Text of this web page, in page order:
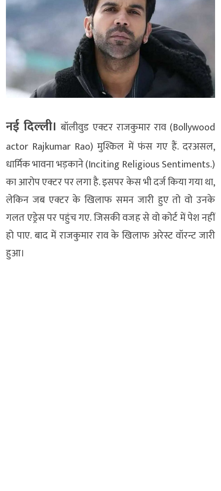
नई दिल्ली। बॉलीवुड एक्टर राजकुमार राव (Bollywood
actor Rajkumar Rao) मुश्किल में फंस गए हैं. दरअसल,
धार्मिक भावना भड़काने (Inciting Religious Sentiments.)
का आरोप एक्टर पर लगा है. इसपर केस भी दर्ज किया गया था,
लेकिन जब एक्टर के खिलाफ समन जारी हुए तो वो उनके
गलत एड्रेस पर पहुंच गए. जिसकी वजह से वो कोर्ट में पेश नहीं
हो पाए. बाद में राजकुमार राव के खिलाफ अरेस्ट वॉरन्ट जारी
हुआ।